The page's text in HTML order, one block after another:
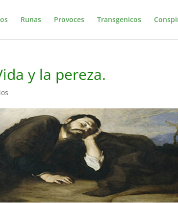
Runas Provoces Transgenicos
y la pereza.